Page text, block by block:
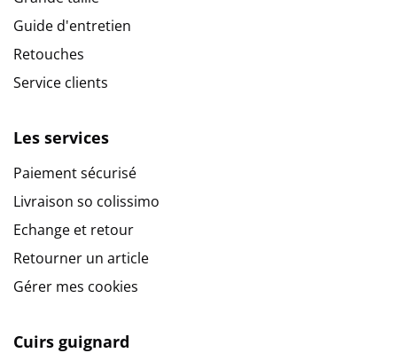
Guide d'entretien
Retouches
Service clients
Les services
Paiement sécurisé
Livraison so colissimo
Echange et retour
Retourner un article
Gérer mes cookies
Cuirs guignard